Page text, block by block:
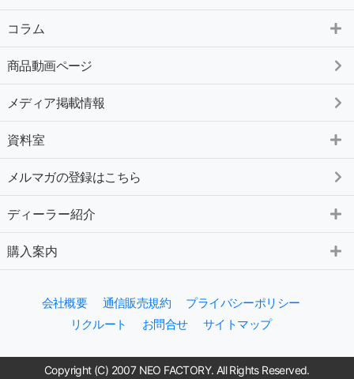
コラム
商品動画ページ
メディア掲載情報
資料室
メルマガの登録はこちら
ディーラー紹介
購入案内
会社概要 通信販売規約
プライバシーポリシー
リクルート
お問合せ サイトマップ
Copyright (C) 2007 NEO FACTORY. All Rights Reserved.